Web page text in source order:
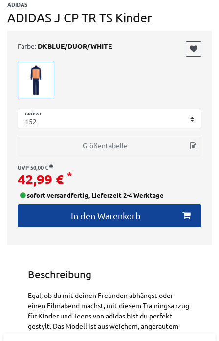
ADIDAS
ADIDAS J CP TR TS Kinder
GRÖSSE
Größentabelle
Farbe: DKBLUE/DUOR/WHITE
UVP 50,00 €
42,99 € *
sofort versandfertig, Lieferzeit 2-4 Werktage
In den Warenkorb
Beschreibung
Egal, ob du mit deinen Freunden abhängst oder
einen Filmabend machst, mit diesem Trainingsanzug
für Kinder und Teens von adidas bist du perfekt
gestylt. Das Modell ist aus weichem, angerautem